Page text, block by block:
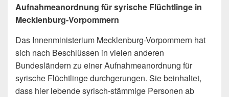
Aufnahmeanordnung für syrische Flüchtlinge in
Mecklenburg-Vorpommern
Das Innenministerium Mecklenburg-Vorpommern hat
sich nach Beschlüssen in vielen anderen
Bundesländern zu einer Aufnahmeanordnung für
syrische Flüchtlinge durchgerungen. Sie beinhaltet,
dass hier lebende syrisch-stämmige Personen ab